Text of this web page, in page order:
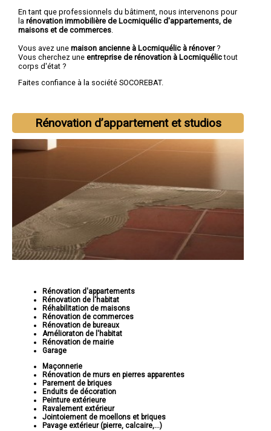
En tant que professionnels du bâtiment, nous intervenons pour
la rénovation immobilière de Locmiquélic d'appartements, de
maisons et de commerces
Vous avez une maison ancienne à Locmiquélic à rénover?
Vous cherchez une entreprise de rénovation à Locmiquélictout
corps d'état ?
Faites confiance à la société SOCOREBAT.
Rénovation d’appartement et studios
Rénovation d'appartements
Rénovation de l'habitat
Réhabilitation de maisons
Rénovation de commerces
Rénovation de bureaux
Amélioraton de l'habitat
Rénovation de mairie
Garage
Maçonnerie
Rénovation de murs en pierres apparentes
Parement de briques
Enduits de décoration
Peinture extérieure
Ravalement extérieur
Jointoiement de moellons et briques
Pavage extérieur (pierre, calcaire,...)